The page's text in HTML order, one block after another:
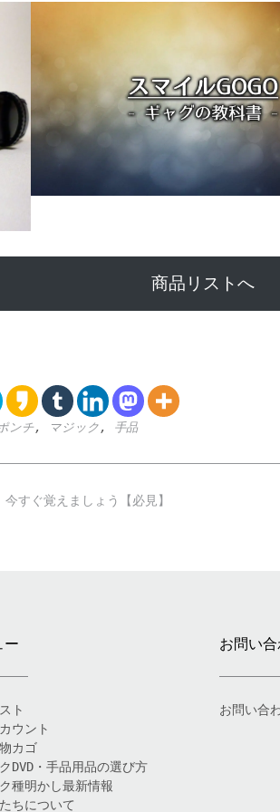
商品リストへ
ンチ, マジック , 手品
すぐ覚えましょう【必見】
ー
ト
ウント
カゴ
DVD・手品用品の選び方
種明かし最新情報
ちについて
お問い
お問い合